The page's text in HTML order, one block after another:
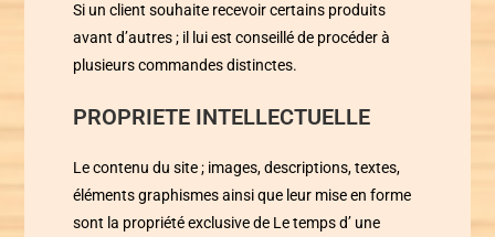
Si un client souhaite recevoir certains produits
avant d’autres ; il lui est conseillé de procéder à
plusieurs commandes distinctes.
PROPRIETE INTELLECTUELLE
Le contenu du site ; images, descriptions, textes,
éléments graphismes ainsi que leur mise en forme
sont la propriété exclusive de Le temps d’ une